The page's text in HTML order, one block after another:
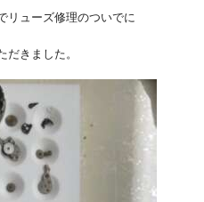
リューズ修理のついでに
きました。